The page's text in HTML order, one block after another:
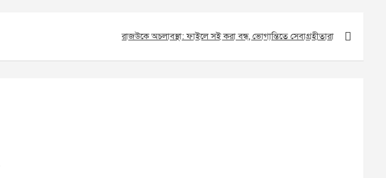
রাজউকে অচলাবস্থা: ফাইলে সই করা বন্ধ, ভোগান্তিতে সেবাগ্রহীতারা